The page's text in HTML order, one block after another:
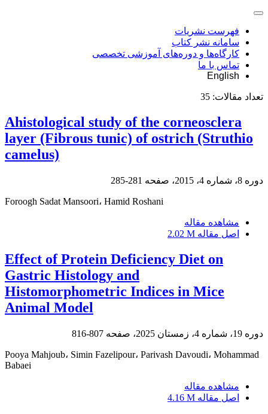
فهرست نشریات
سامانه نشر کتاب
کارگاه‌ها و دوره‌های آموزشی تخصصی
تماس با ما
English
تعداد مقالات: 35
Ahistological study of the corneosclera
layer (Fibrous tunic) of ostrich (Struthio
camelus)
دوره 8، شماره 4، 2015، صفحه 281-285
Foroogh Sadat Mansoori، Hamid Roshani
مشاهده مقاله
اصل مقاله 2.02 M
Effect of Protein Deficiency Diet on
Gastric Histology and
Histomorphometric Indices in Mice
Animal Model
دوره 19، شماره 4، زمستان 2025، صفحه 807-816
Pooya Mahjoub، Simin Fazelipour، Parivash Davoudi، Mohammad
Babaei
مشاهده مقاله
اصل مقاله 4.16 M